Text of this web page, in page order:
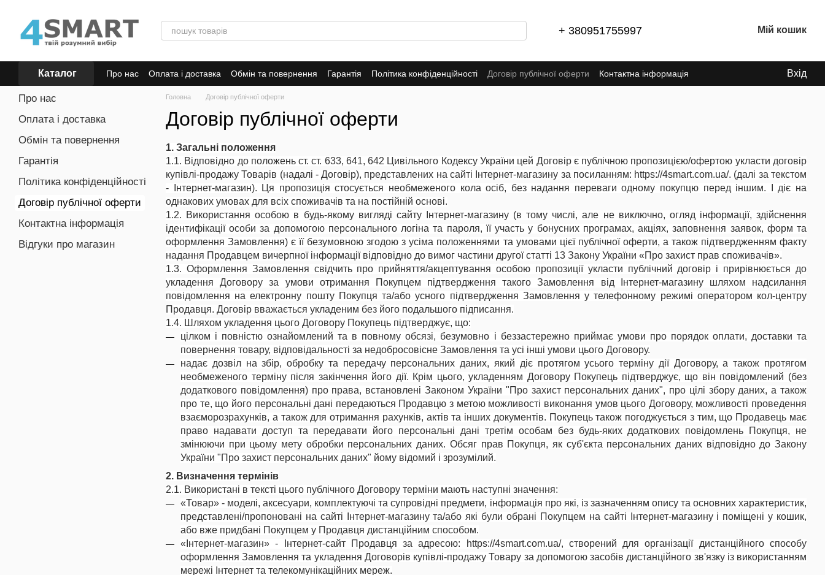
+ 380951755997 Мій кошик
Каталог Про нас Оплата і доставка Обмін та повернення Гарантія Політика конфіденційності Договір публічної оферти
Контактна інформація
Відгуки про магазин
Вхід
Головна Договір публічної оферти
Договір публічної оферти
1. Загальні положення
1.1. Відповідно до положень ст. ст. 633, 641, 642 Цивільного Кодексу України цей Договір є публічною пропозицією/офертою укласти договір
купівлі-продажу Товарів (надалі - Договір), представлених на сайті Інтернет-магазину за посиланням: https://4smart.com.ua/. (далі за текстом
- Інтернет-магазин). Ця пропозиція стосується необмеженого кола осіб, без надання переваги одному покупцю перед іншим. I діє на
однакових умовах для всіх споживачів та на постійній основі.
1.2. Використання особою в будь-якому вигляді сайту Інтернет-магазину (в тому числі, але не виключно, огляд інформації, здійснення
ідентифікації особи за допомогою персонального логіна та пароля, її участь у бонусних програмах, акціях, заповнення заявок, форм та
оформлення Замовлення) є її безумовною згодою з усіма положеннями та умовами цієї публічної оферти, а також підтвердженням факту
надання Продавцем вичерпної інформації відповідно до вимог частини другої статті 13 Закону України «Про захист прав споживачів».
1.3. Оформлення Замовлення свідчить про прийняття/акцептування особою пропозиції укласти публічний договір і прирівнюється до
укладення Договору за умови отримання Покупцем підтвердження такого Замовлення від Інтернет-магазину шляхом надсилання
повідомлення на електронну пошту Покупця та/або усного підтвердження Замовлення у телефонному режимі оператором кол-центру
Продавця. Договір вважається укладеним без його подальшого підписання.
1.4. Шляхом укладення цього Договору Покупець підтверджує, що:
цілком і повністю ознайомлений та в повному обсязі, безумовно і беззастережно приймає умови про порядок оплати, доставки та
повернення товару, відповідальності за недобросовісне Замовлення та усі інші умови цього Договору.
надає дозвіл на збір, обробку та передачу персональних даних, який діє протягом усього терміну дії Договору, а також протягом
необмеженого терміну після закінчення його дії. Крім цього, укладенням Договору Покупець підтверджує, що він повідомлений (без
додаткового повідомлення) про права, встановлені Законом України "Про захист персональних даних", про цілі збору даних, а також
про те, що його персональні дані передаються Продавцю з метою можливості виконання умов цього Договору, можливості проведення
взаєморозрахунків, а також для отримання рахунків, актів та інших документів. Покупець також погоджується з тим, що Продавець має
право надавати доступ та передавати його персональні дані третім особам без будь-яких додаткових повідомлень Покупця, не
змінюючи при цьому мету обробки персональних даних. Обсяг прав Покупця, як суб'єкта персональних даних відповідно до Закону
України "Про захист персональних даних" йому відомий і зрозумілий.
2. Визначення термінів
2.1. Використані в тексті цього публічного Договору терміни мають наступні значення:
«Товар» - моделі, аксесуари, комплектуючі та супровідні предмети, інформація про які, із зазначенням опису та основних характеристик,
представлені/пропоновані на сайті Інтернет-магазину та/або які були обрані Покупцем на сайті Інтернет-магазину і поміщені у кошик,
або вже придбані Покупцем у Продавця дистанційним способом.
«Інтернет-магазин» - Інтернет-сайт Продавця за адресою: https://4smart.com.ua/, створений для організації дистанційного способу
оформлення Замовлення та укладення Договорів купівлі-продажу Товару за допомогою засобів дистанційного зв'язку із використанням
мережі Інтернет та телекомунікаційних мереж.
Про нас
Оплата і доставка
Обмін та повернення
Гарантія
Політика конфіденційності
Договір публічної оферти
Контактна інформація
Відгуки про магазин